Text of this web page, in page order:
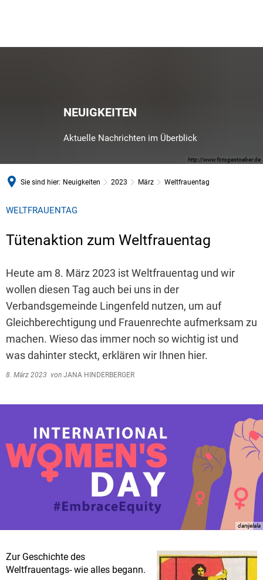
http://www.fotogestoeber.de
NEUIGKEITEN
Aktuelle Nachrichten im Überblick
Sie sind hier: Neuigkeiten 2023 März Weltfrauentag
WELTFRAUENTAG
Tütenaktion zum Weltfrauentag
Heute am 8. März 2023 ist Weltfrauentag und wir
wollen diesen Tag auch bei uns in der
Verbandsgemeinde Lingenfeld nutzen, um auf
Gleichberechtigung und Frauenrechte aufmerksam zu
machen. Wieso das immer noch so wichtig ist und
was dahinter steckt, erklären wir Ihnen hier.
8. März 2023 von JANA HINDERBERGER
danijelala
Zur Geschichte des
Weltfrauentags- wie alles begann.